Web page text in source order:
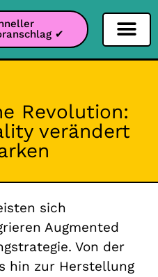
✔
Revolution:
verändert
sich
Augmented
Von der
hin zur Herstellung